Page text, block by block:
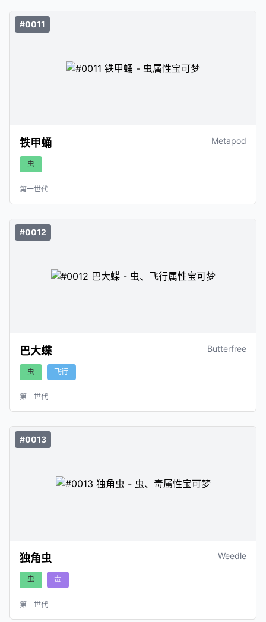
#0011
铁甲蛹 Metapod
虫
第一世代
#0012
巴大蝶 Butterfree
虫 飞行
第一世代
#0013
独角虫 Weedle
虫 毒
第一世代